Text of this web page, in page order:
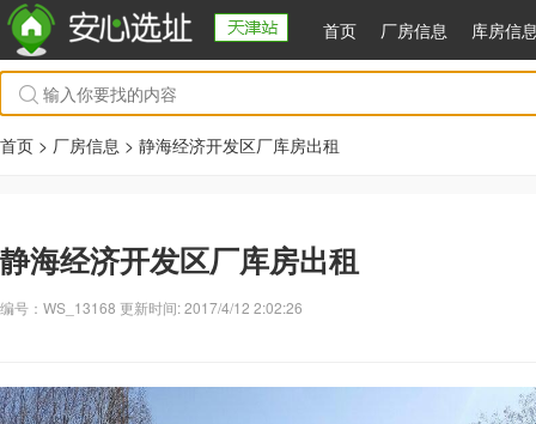
首页 厂房信息 库房信
首页 > 厂房信息 > 静海经济开发区厂库房出租
静海经济开发区厂库房出租
编号：WS_13168 更新时间: 2017/4/12 2:02:26